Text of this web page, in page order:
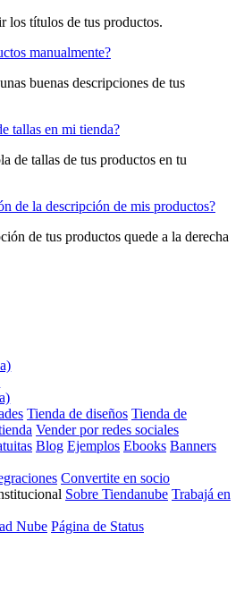
los títulos de tus productos.
manualmente?
buenas descripciones de tus
tallas en mi tienda?
de tallas de tus productos en tu
de la descripción de mis productos?
de tus productos quede a la derecha
Tienda de diseños Tienda de
Vender por redes sociales
Blog Ejemplos Ebooks Banners
Convertite en socio
Sobre Tiendanube Trabajá en
Nube Página de Status